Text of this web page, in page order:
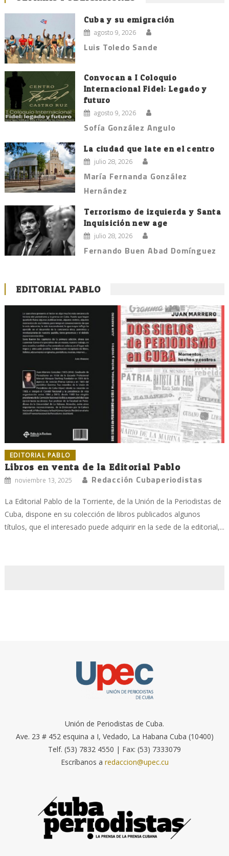
Cuba y su emigración
agosto 9, 2026
Luis Toledo Sande
Convocan a I Coloquio
Internacional Fidel: Legado y
futuro
agosto 9, 2026
Sofía González Angulo
La ciudad que late en el centro
julio 28, 2026
María Fernanda González
Hernández
Terrorismo de izquierda y Santa
Inquisición new age
julio 28, 2026
Fernando Buen Abad Domínguez
EDITORIAL PABLO
EDITORIAL PABLO
Libros en venta de la Editorial Pablo
noviembre 13, 2025 Redacción Cubaperiodistas
La Editorial Pablo de la Torriente, de la Unión de la Periodistas de
Cuba, dispone en su colección de libros publicados algunos
títulos, que el interesado puede adquirir en la sede de la editorial,...
Unión de Periodistas de Cuba.
Ave. 23 # 452 esquina a I, Vedado, La Habana Cuba (10400)
Telf. (53) 7832 4550 | Fax: (53) 7333079
Escríbanos a redaccion@upec.cu